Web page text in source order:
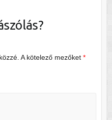
A kötelező mezőket *